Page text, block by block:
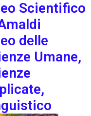
Scientifico
delle
Umane,